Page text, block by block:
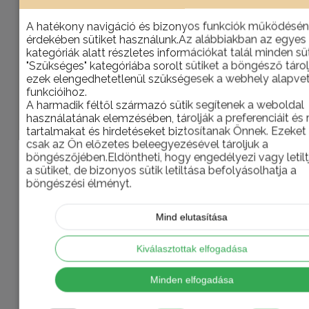
A hatékony navigáció és bizonyos funkciók
érdekében sütiket használunk.Az alábbiakban az egyes
kategóriák alatt részletes információkat talál minden
"Szükséges" kategóriába sorolt sütiket a böngésző
ezek elengedhetetlenül szükségesek a webhely
funkcióihoz.
A harmadik féltől származó sütik segítenek a weboldal
használatának elemzésében, tárolják a preferenciáit és
tartalmakat és hirdetéseket biztosítanak Önnek. Ezeket
csak az Ön előzetes beleegyezésével tároljuk a
böngészőjében.Eldöntheti, hogy engedélyezi vagy
a sütiket, de bizonyos sütik letiltása befolyásolhatja a
böngészési élményt.
Mind elutasítása
Kiválasztottak elfogadása
Minden elfogadása
MOFÉM Junior Evo mosdó csaptelep
0az 5-ből
30.377Ft
Kosárba teszem
MOFÉM Junior Evo mosogató
csaptelep
0az 5-ből
Kosárba teszem
MOFÉM Trend Plus mosogató
csaptelep